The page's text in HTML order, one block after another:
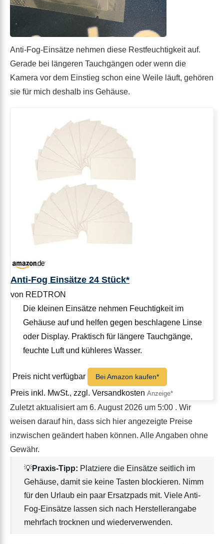
Anti-Fog-Einsätze nehmen diese Restfeuchtigkeit auf.
Gerade bei längeren Tauchgängen oder wenn die
Kamera vor dem Einstieg schon eine Weile läuft, gehören
sie für mich deshalb ins Gehäuse.
Anti-Fog Einsätze 24 Stück*
von REDTRON
Die kleinen Einsätze nehmen Feuchtigkeit im
Gehäuse auf und helfen gegen beschlagene Linse
oder Display. Praktisch für längere Tauchgänge,
feuchte Luft und kühleres Wasser.
Preis nicht verfügbar Bei Amazon kaufen*
Preis inkl. MwSt., zzgl. Versandkosten
Zuletzt aktualisiert am 6. August 2026 um 5:00 . Wir
weisen darauf hin, dass sich hier angezeigte Preise
inzwischen geändert haben können. Alle Angaben ohne
Gewähr.
💡Praxis-Tipp: Platziere die Einsätze seitlich im
Gehäuse, damit sie keine Tasten blockieren. Nimm
für den Urlaub ein paar Ersatzpads mit. Viele Anti-
Fog-Einsätze lassen sich nach Herstellerangabe
mehrfach trocknen und wiederverwenden.